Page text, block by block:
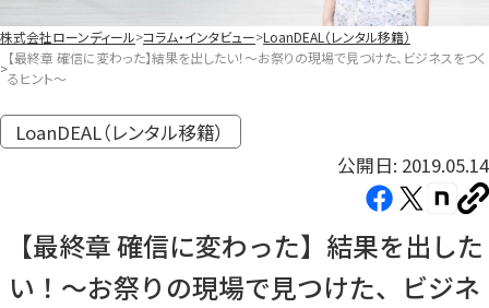
株式会社ローンディール コラム・インタビュー LoanDEAL（レンタル移籍）
【最終章 確信に変わった】結果を出したい！〜お祭りの現場で見つけた、ビジネスをつく
るヒント〜
LoanDEAL（レンタル移籍）
公開日: 2019.05.14
Facebook（新
い
タ
X（新
い
タ
note（新
い
タ
コ
ピ
ー
【最終章 確信に変わった】結果を出した
い！〜お祭りの現場で見つけた、ビジネ